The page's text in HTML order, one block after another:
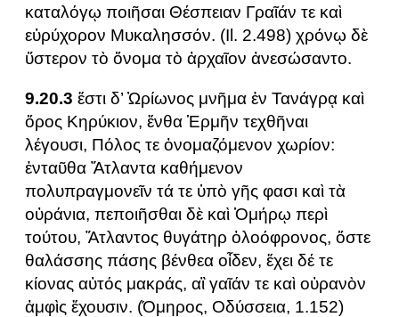
καταλόγῳ ποιῆσαι Θέσπειαν Γραῖάν τε καὶ
εὐρύχορον Μυκαλησσόν. (Il. 2.498) χρόνῳ δὲ
ὕστερον τὸ ὄνομα τὸ ἀρχαῖον ἀνεσώσαντο.
9.20.3 ἔστι δ’ Ὠρίωνος μνῆμα ἐν Τανάγρᾳ καὶ
ὄρος Κηρύκιον, ἔνθα Ἑρμῆν τεχθῆναι
λέγουσι, Πόλος τε ὀνομαζόμενον χωρίον:
ἐνταῦθα Ἄτλαντα καθήμενον
πολυπραγμονεῖν τά τε ὑπὸ γῆς φασι καὶ τὰ
οὐράνια, πεποιῆσθαι δὲ καὶ Ὁμήρῳ περὶ
τούτου, Ἄτλαντος θυγάτηρ ὀλοόφρονος, ὅστε
θαλάσσης πάσης βένθεα οἶδεν, ἔχει δέ τε
κίονας αὐτός μακράς, αἳ γαῖάν τε καὶ οὐρανὸν
ἀμφὶς ἔχουσιν. (Όμηρος, Οδύσσεια, 1.152)